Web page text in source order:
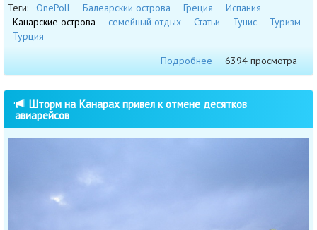
Теги: OnePoll Балеарскии острова Греция
Испания
Канарские острова
семейный отдых Статьи Тунис
Туризм
Турция
Подробнее
6394 просмотра
Шторм на Канарах привел к отмене десятков
авиарейсов